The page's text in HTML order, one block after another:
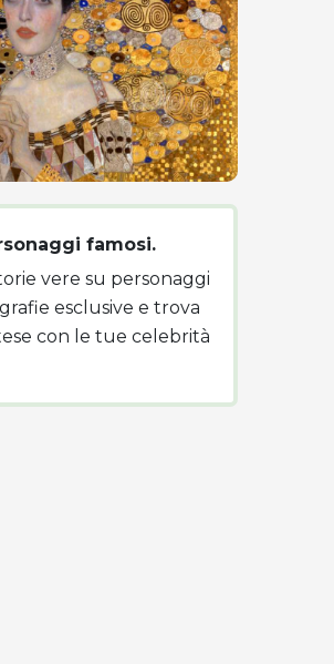
famosi.
vere su personaggi
esclusive e trova
con le tue celebrità